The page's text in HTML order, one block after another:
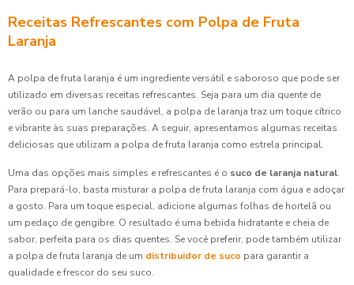
Receitas Refrescantes com Polpa de Fruta
Laranja
A polpa de fruta laranja é um ingrediente versátil e saboroso que pode ser
utilizado em diversas receitas refrescantes. Seja para um dia quente de
verão ou para um lanche saudável, a polpa de laranja traz um toque cítrico
e vibrante às suas preparações. A seguir, apresentamos algumas receitas
deliciosas que utilizam a polpa de fruta laranja como estrela principal.
Uma das opções mais simples e refrescantes é o suco de laranja natural.
Para prepará-lo, basta misturar a polpa de fruta laranja com água e adoçar
a gosto. Para um toque especial, adicione algumas folhas de hortelã ou
um pedaço de gengibre. O resultado é uma bebida hidratante e cheia de
sabor, perfeita para os dias quentes. Se você preferir, pode também utilizar
a polpa de fruta laranja de um distribuidor de suco para garantir a
qualidade e frescor do seu suco.